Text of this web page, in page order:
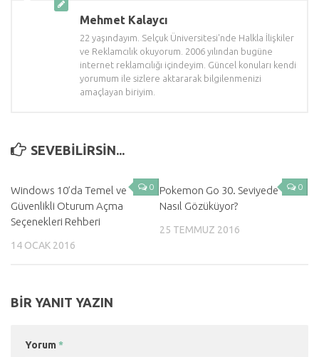
Mehmet Kalaycı
22 yaşındayım. Selçuk Üniversitesi'nde Halkla İlişkiler
ve Reklamcılık okuyorum. 2006 yılından bugüne
internet reklamcılığı içindeyim. Güncel konuları kendi
yorumum ile sizlere aktararak bilgilenmenizi
amaçlayan biriyim.
SEVEBILIRSIN...
0
Windows 10’da Temel ve
Güvenlikli Oturum Açma
Seçenekleri Rehberi
14 OCAK 2016
0
Pokemon Go 30. Seviyede
Nasıl Gözüküyor?
25 TEMMUZ 2016
BIR YANIT YAZIN
Yorum *